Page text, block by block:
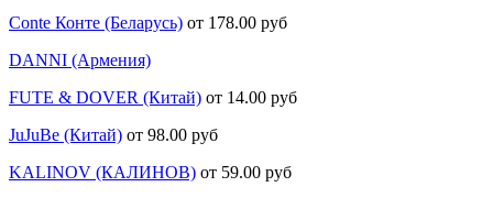
Conte Конте (Беларусь) от 178.00 руб
DANNI (Армения)
FUTE & DOVER (Китай) от 14.00 руб
JuJuBe (Китай) от 98.00 руб
KALINOV (КАЛИНОВ) от 59.00 руб